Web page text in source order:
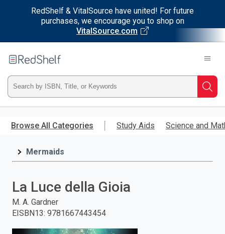
RedShelf & VitalSource have united! For future
purchases, we encourage you to shop on
VitalSource.com
main
RedShelf
Type
ISBN,
Title,
and
press
Browse All Categories Study Aids Science and
Mermaids
La Luce della Gioia
M. A. Gardner
EISBN13: 9781667443454